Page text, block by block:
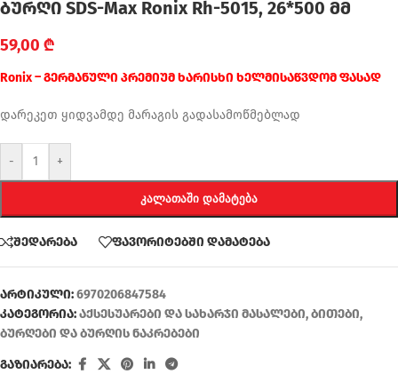
ბურღი SDS-Max Ronix Rh-5015, 26*500 მმ
59,00 ₾
Ronix – გერმანული პრემიუმ ხარისხი ხელმისაწვდომ ფასად
დარეკეთ ყიდვამდე მარაგის გადასამოწმებლად
- +
ᲙᲐᲚᲐᲗᲐᲨᲘ ᲓᲐᲛᲐᲢᲔᲑᲐ
შედარება ფავორიტებში დამატება
არტიკული:6970206847584
კატეგორია:აქსესუარები და სახარჯი მასალები,ბითები,
ბურღები და ბურღის ნაკრებები
გაზიარება: